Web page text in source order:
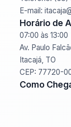
E-mail:
Horário de
07:00 às 13:00
Av. Paulo
Itacajá, TO
CEP: 77720-
Como